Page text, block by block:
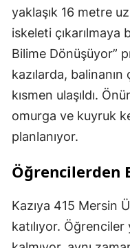
yaklaşık 16 metre
iskeleti çıkarılmaya
Bilime Dönüşüyor”
kazılarda,
kısmen ulaşıldı.
omurga ve kuyruk
planlanıyor.
Öğrencilerden
Kazıya 415 Mersin
katılıyor.